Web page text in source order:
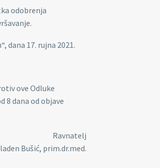
odobrenja
dana 17. rujna 2021.
ove Odluke
8 dana od objave
Ravnatelj
Bušić, prim.dr.med.